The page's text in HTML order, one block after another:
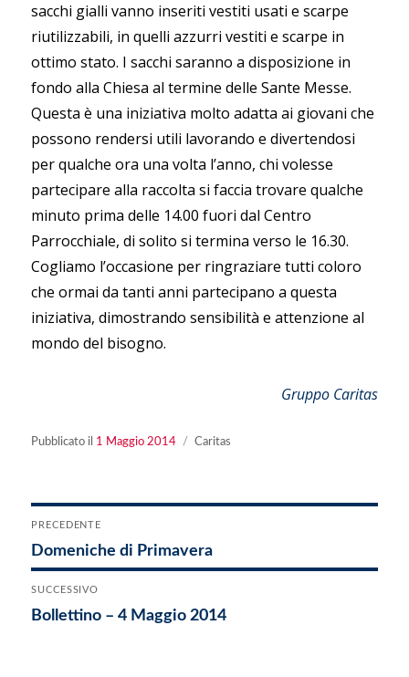
sacchi gialli vanno inseriti vestiti usati e scarpe
riutilizzabili, in quelli azzurri vestiti e scarpe in
ottimo stato. I sacchi saranno a disposizione in
fondo alla Chiesa al termine delle Sante Messe.
Questa è una iniziativa molto adatta ai giovani che
possono rendersi utili lavorando e divertendosi
per qualche ora una volta l’anno, chi volesse
partecipare alla raccolta si faccia trovare qualche
minuto prima delle 14.00 fuori dal Centro
Parrocchiale, di solito si termina verso le 16.30.
Cogliamo l’occasione per ringraziare tutti coloro
che ormai da tanti anni partecipano a questa
iniziativa, dimostrando sensibilità e attenzione al
mondo del bisogno.
Gruppo Caritas
Pubblicato il Pubblicato
1 Maggio 2014 Categorie
Caritas
Navigazione
articoli
PRECEDENTE
Articolo
precedente:
Domeniche di Primavera
SUCCESSIVO
Articolo
Bollettino – 4 Maggio 2014